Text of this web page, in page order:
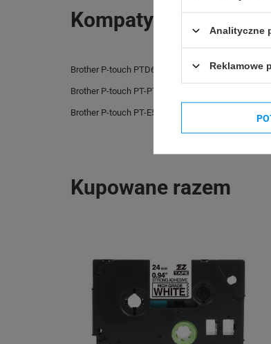
Kompatybilne
Brother P-touch PTD610BT Brother P-
Brother P-touch PT-P710BT Cube
Brother P-touch PT-E550WNIVP
Kupowane razem
Analityczne
Reklamowe